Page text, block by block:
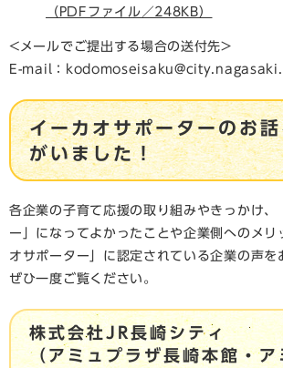
（PDFファイル／248KB）
<メールでご提出する場合の送付先>
E-mail：
イーカオサポーターのお
がいました！
各企業の子育て応援の取り組みやきっかけ、
ー」になってよかったことや企業側へのメリ
オサポーター」に認定されている企業の声を
ぜひ一度ご覧ください。
株式会社JR長崎シティ
（アミュプラザ長崎本館・